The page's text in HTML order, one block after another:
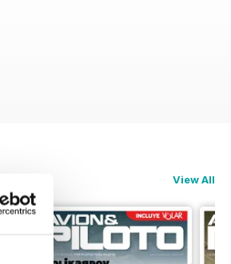
View All